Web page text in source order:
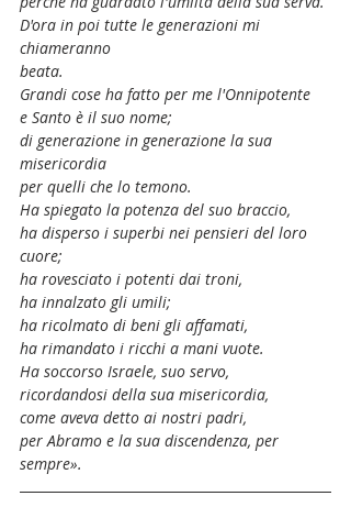
D'ora in poi tutte le generazioni mi
chiameranno
beata.
Grandi cose ha fatto per me l'Onnipotente
e Santo è il suo nome;
di generazione in generazione la sua
misericordia
per quelli che lo temono.
Ha spiegato la potenza del suo braccio,
ha disperso i superbi nei pensieri del loro
cuore;
ha rovesciato i potenti dai troni,
ha innalzato gli umili;
ha ricolmato di beni gli affamati,
ha rimandato i ricchi a mani vuote.
Ha soccorso Israele, suo servo,
ricordandosi della sua misericordia,
come aveva detto ai nostri padri,
per Abramo e la sua discendenza, per
sempre».